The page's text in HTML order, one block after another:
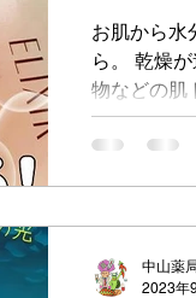
お肌から水
ら。 乾燥
物などの肌
かけて皮脂
機能が低下
中山薬
2023年